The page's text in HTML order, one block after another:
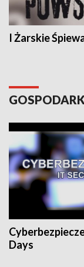
I Żarskie
Days